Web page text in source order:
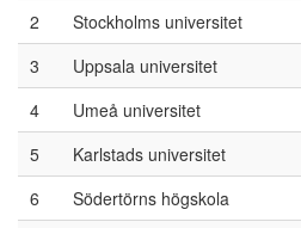
2
Stockholms universitet
3
Uppsala universitet
4
Umeå universitet
5
Karlstads universitet
6
Södertörns högskola